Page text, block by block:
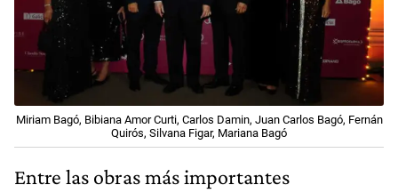
Miriam Bagó, Bibiana Amor Curti, Carlos Damin, Juan Carlos Bagó, Fernán
Quirós, Silvana Figar, Mariana Bagó
Entre las obras más importantes